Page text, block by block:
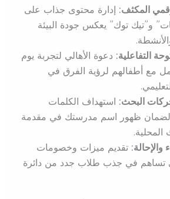
المكثف:إدارة محتوى جذاب على
و”تيك توك” يعكس جودة البيئة
التفاعلية:دعوة الأهالي لتجربة يوم
مع أطفالهم لرؤية الفرق في
البحث:استهداف الكلمات
لضمان ظهور اسم مدرستك في مقدمة
المحلية.
والإحالة:تقديم ميزات وخصومات
تساهم في جذب طلاب جدد من دائرة